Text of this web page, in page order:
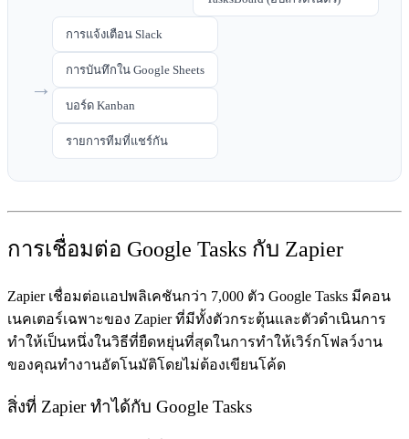
→
การแจ้งเตือน Slack
การบันทึกใน Google Sheets
บอร์ด Kanban
รายการทีมที่แชร์กัน
การเชื่อมต่อ Google Tasks กับ Zapier
Zapier เชื่อมต่อแอปพลิเคชันกว่า 7,000 ตัว Google Tasks มีคอน
เนคเตอร์เฉพาะของ Zapier ที่มีทั้งตัวกระตุ้นและตัวดำเนินการ
ทำให้เป็นหนึ่งในวิธีที่ยืดหยุ่นที่สุดในการทำให้เวิร์กโฟลว์งาน
ของคุณทำงานอัตโนมัติโดยไม่ต้องเขียนโค้ด
สิ่งที่ Zapier ทำได้กับ Google Tasks